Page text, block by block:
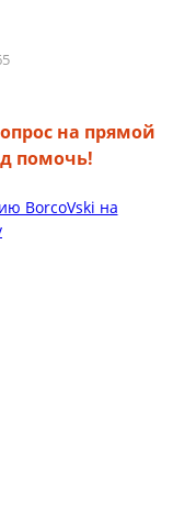
на прямой
помочь!
BorcoVski на